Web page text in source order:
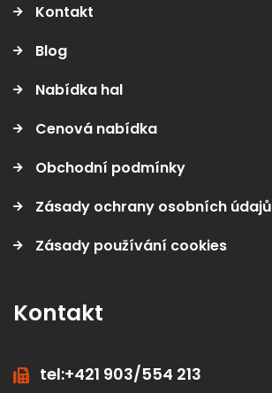
Kontakt
Blog
Nabídka hal
Cenová nabídka
Obchodní podmínky
Zásady ochrany osobních údajů
Zásady používání cookies
Kontakt
tel:+421 903/554 213